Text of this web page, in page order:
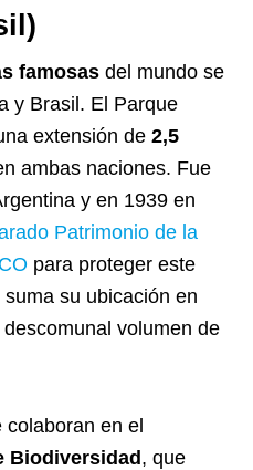
famosas del mundo se
y Brasil. El Parque
extensión de 2,5
ambas naciones. Fue
y en 1939 en
Patrimonio de la
para proteger este
su ubicación en
volumen de
colaboran en el
Biodiversidad, que